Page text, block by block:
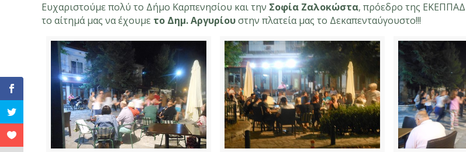
Ευχαριστούμε πολύ το Δήμο Καρπενησίου και την Σοφία Ζαλοκώστα, πρόεδρο της
το αίτημά μας να έχουμε το Δημ. Αργυρίουστην πλατεία μας το Δεκαπενταύγουστο!!!